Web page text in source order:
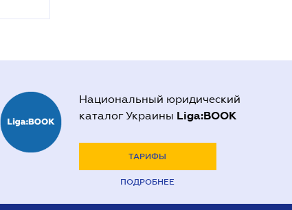
Национальный юридический
каталог Украины Liga:BOOK
ТАРИФЫ
ПОДРОБНЕЕ